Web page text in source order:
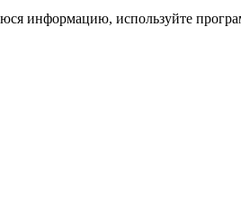
информацию, используйте